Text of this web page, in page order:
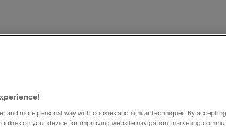
and more personal way with cookies and similar techniques. By
on your device for improving website navigation, marketing